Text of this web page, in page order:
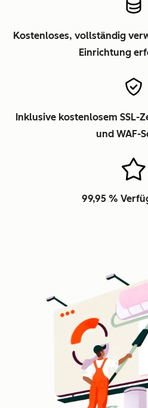
Kostenloses, vollständig
Einrichtung
Inklusive kostenlosem SSL-
und WAF-
99,95 %